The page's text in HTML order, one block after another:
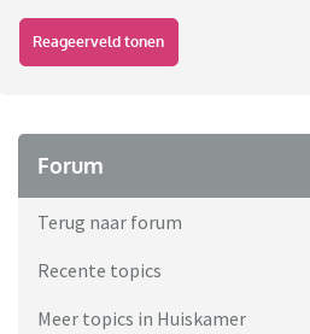
Reageerveld tonen
Forum
Terug naar forum
Recente topics
Meer topics in Huiskamer